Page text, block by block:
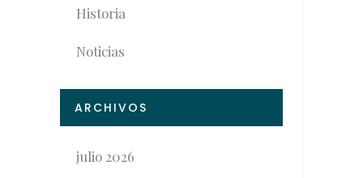
Historia
Noticias
ARCHIVOS
julio 2026